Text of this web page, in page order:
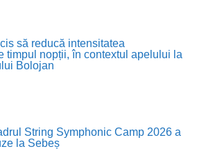
să reducă intensitatea
timpul nopții, în contextul apelului la
Bolojan
String Symphonic Camp 2026 a
la Sebeș